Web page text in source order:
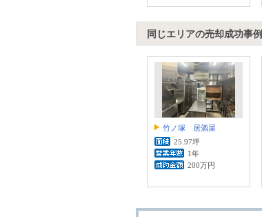
同じエリアの売却成功事例
竹ノ塚 居酒屋
25.97坪
1年
200万円